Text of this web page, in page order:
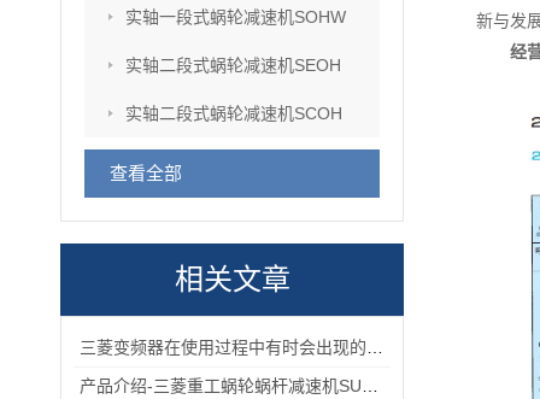
实轴一段式蜗轮减速机SOHW
实轴二段式蜗轮减速机SEOH
实轴二段式蜗轮减速机SCOH
查看全部
相关文章
新与发
经